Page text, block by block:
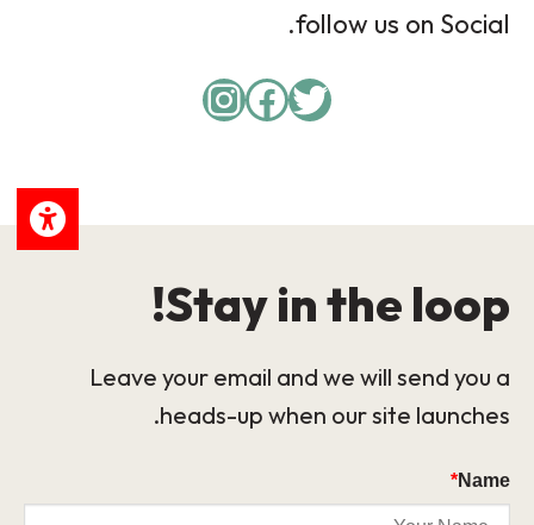
follow us on Social.
Twitter
Facebook
Instagram
Stay in the loop!
Leave your email and we will send you a
heads-up when our site launches.
Name
*